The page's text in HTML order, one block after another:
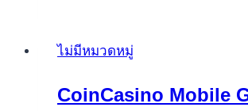
the
100
ไม่มีหมวดหมู่
CoinCasino Mobile